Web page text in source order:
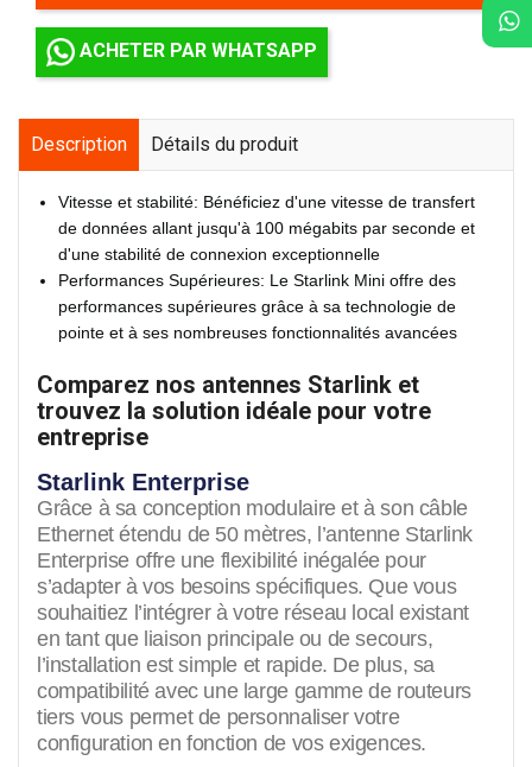
ACHETER PAR WHATSAPP
Description Détails du produit
Vitesse et stabilité: Bénéficiez d'une vitesse de transfert
de données allant jusqu'à 100 mégabits par seconde et
d'une stabilité de connexion exceptionnelle
Performances Supérieures: Le Starlink Mini offre des
performances supérieures grâce à sa technologie de
pointe et à ses nombreuses fonctionnalités avancées
Comparez nos antennes Starlink et
trouvez la solution idéale pour votre
entreprise
Starlink Enterprise
Grâce à sa conception modulaire et à son câble
Ethernet étendu de 50 mètres, l’antenne Starlink
Enterprise offre une flexibilité inégalée pour
s’adapter à vos besoins spécifiques. Que vous
souhaitiez l’intégrer à votre réseau local existant
en tant que liaison principale ou de secours,
l’installation est simple et rapide. De plus, sa
compatibilité avec une large gamme de routeurs
tiers vous permet de personnaliser votre
configuration en fonction de vos exigences.